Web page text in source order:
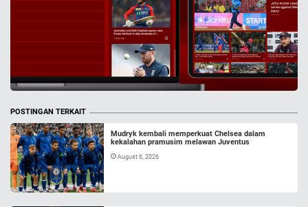
POSTINGAN TERKAIT
Mudryk kembali memperkuat Chelsea dalam
kekalahan pramusim melawan Juventus
August 6, 2026